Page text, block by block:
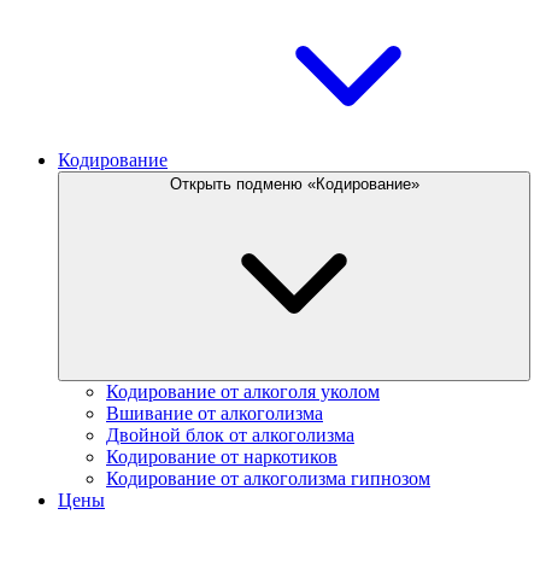
Кодирование
Открыть подменю «Кодирование»
Кодирование от алкоголя уколом
Вшивание от алкоголизма
Двойной блок от алкоголизма
Кодирование от наркотиков
Кодирование от алкоголизма гипнозом
Цены